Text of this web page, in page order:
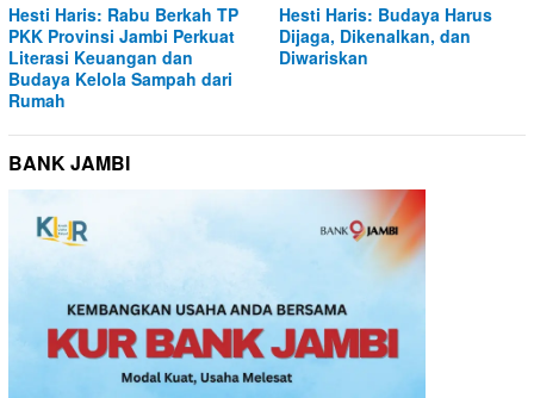
Hesti Haris: Rabu Berkah TP
PKK Provinsi Jambi Perkuat
Literasi Keuangan dan
Budaya Kelola Sampah dari
Rumah
Hesti Haris: Budaya Harus
Dijaga, Dikenalkan, dan
Diwariskan
BANK JAMBI